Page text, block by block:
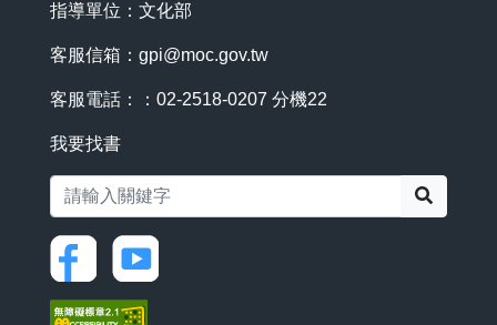
指導單位：文化部
客服信箱： gpi@moc.gov.tw
客服電話：：02-2518-0207 分機22
我要找書